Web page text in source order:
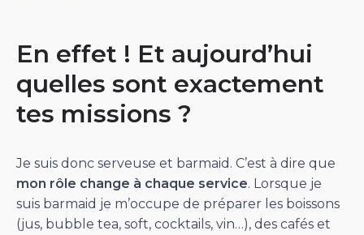
En effet ! Et aujourd’hui
quelles sont exactement
tes missions ?
Je suis donc serveuse et barmaid. C’est à dire que
mon rôle change à chaque service. Lorsque je
suis barmaid je m’occupe de préparer les boissons
(jus, bubble tea, soft, cocktails, vin…), des cafés et